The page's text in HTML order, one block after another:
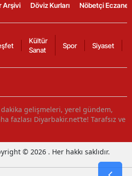
Arşivi Döviz Kurları Nöbetçi
Kültür
Sanat
Spor Siyaset
gelişmeleri, yerel gündem,
fazlası Diyarbakir.net’te! Tarafsız ve
© 2026 . Her hakkı saklıdır.